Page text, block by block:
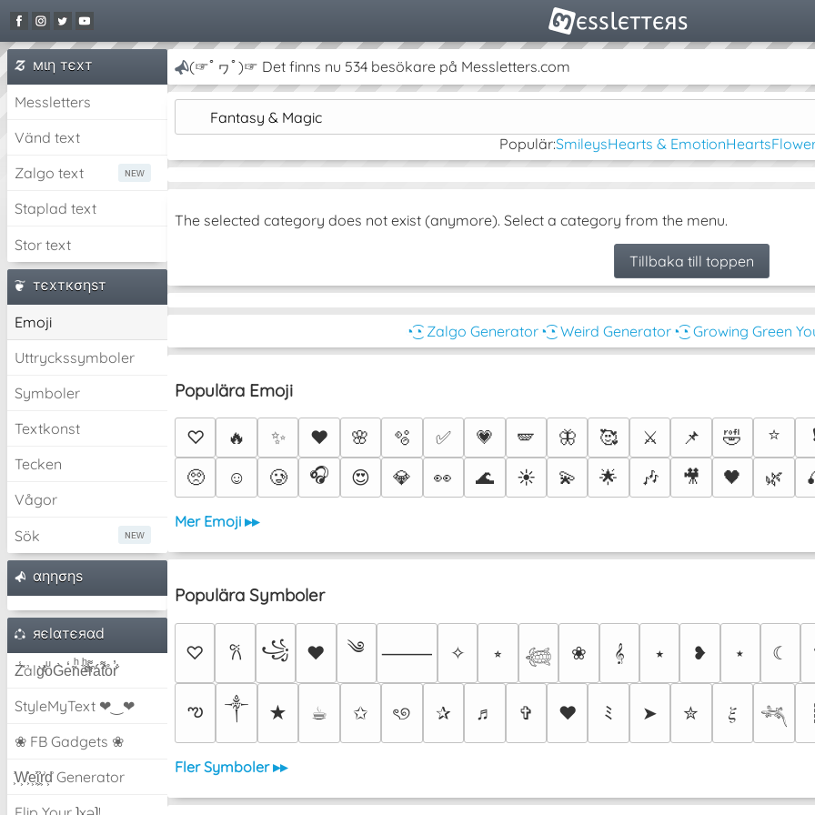
мιη тєxт
Messletters
Vänd text
Zalgo text
Staplad text
Stor text
тєxткσηѕт
Emoji
Uttryckssymboler
Symboler
Textkonst
Tecken
Vågor
Sök
αηησηѕ
яєlαтєяαd
Z̾̽ảlg̀͐ͭ̽oͧG̀e̒̃nͪȅͪͫ̏̐r͌̑á͑t͌̑͛o̊r̓̐
StyleMyText ❤‿❤
❀ FB Gadgets ❀
͕͗W͕͕͗͗e͕͕͗͗i͕͕͗͗r͕͗d͕͗ Generator
(☞ﾟヮﾟ)☞ Det finns nu 534 besökare på Messletters.com
Fantasy & Magic
Populär:SmileysHearts & EmotionHearts
The selected category does not exist (anymore). Select a category from the menu.
Tillbaka till toppen
◔͜͡◔ Zalgo Generator◔͜͡◔ Weird Generator◔͜͡◔ Growing Green
Populära Emoji
♡ 🔥 ✨ ❤️ 🌸 🫧 ✅ 💗 🪽 🦋 🥰 ⚔️ 📌 🤣 ⭐
🥺
☺️ 🥲 🎧 😍 💎 👀 🌊 ☀️ 💫 🌟 🎶 🎥 🖤 🌿
Mer Emoji ▸▸
Populära Symboler
♡ 𐙚 ꧁ ♥ ༄ ⸻ ✧ ⭒ 𓆉 ❀ 𝄞 ⭑ ❥ ⋆ ☾
ఌ ༒︎ ★ ☕︎ ✩ ৎ୭ ✰ ♬ ✞ ❤ ﾐ ➤ ✮ 𝜉 𓆈 ┊
Fler Symboler ▸▸